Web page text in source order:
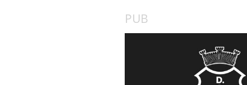
PUB